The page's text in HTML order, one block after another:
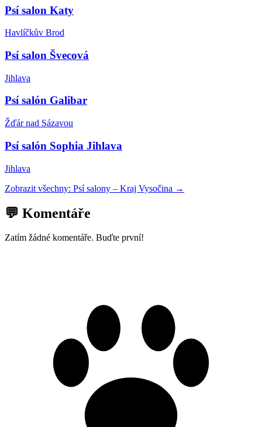
Psí salon Katy
Havlíčkův Brod
Psí salon Švecová
Jihlava
Psí salón Galibar
Žďár nad Sázavou
Psí salón Sophia Jihlava
Jihlava
Zobrazit všechny: Psí salony – Kraj Vysočina →
💬 Komentáře
Zatím žádné komentáře. Buďte první!